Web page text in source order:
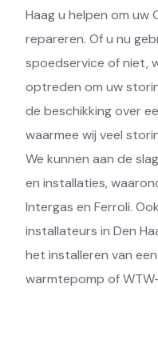
Haag u helpen om uw
repareren. Of u nu
spoedservice of niet,
optreden om uw
de beschikking over
waarmee wij veel
We kunnen aan de
en installaties,
Intergas en Ferroli.
installateurs in Den
het installeren van
warmtepomp of